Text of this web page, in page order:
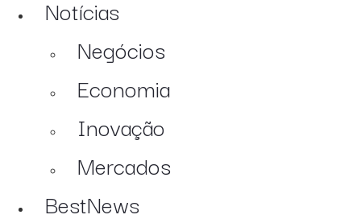
Notícias
Negócios
Economia
Inovação
Mercados
BestNews